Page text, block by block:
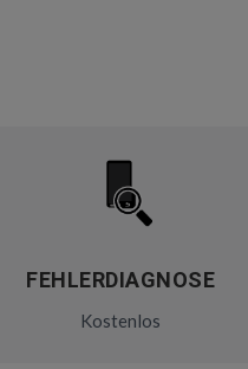
FEHLERDIAGNOSE
Kostenlos